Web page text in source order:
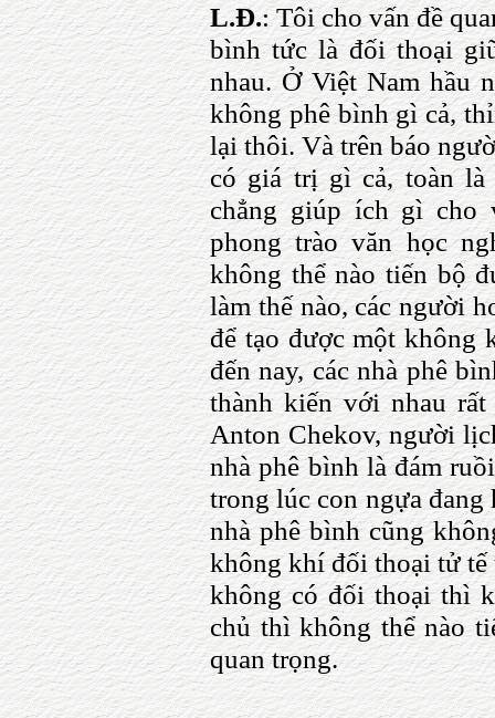
L.Đ.: Tôi cho vấn đề
bình tức là đối thoại
nhau. Ở Việt Nam hầu
không phê bình gì cả,
lại thôi. Và trên báo
có giá trị gì cả, toàn là
chẳng giúp ích gì cho
phong trào văn học
không thể nào tiến bộ
làm thế nào, các người
để tạo được một không
đến nay, các nhà phê
thành kiến với nhau
Anton Chekov, người
nhà phê bình là đám
trong lúc con ngựa đang
nhà phê bình cũng
không khí đối thoại tử tế
không có đối thoại thì
chủ thì không thể nào
quan trọng.